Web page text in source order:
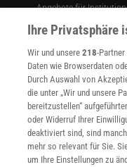
Angebote für
Sprachen lernen mit
Für Spektrum schreiben
WEBSEITEN
KielSCN
Wissenschaft in die
SciLogs
Ihre Privatsphäre
Wir und unsere218-
Daten wie Browserdaten
Durch Auswahl von
die unter „Wir und unsere
bereitzustellen“
oder Widerruf Ihrer
deaktiviert sind, sind
mehr so relevant für Sie.
um Ihre Einstellungen zu